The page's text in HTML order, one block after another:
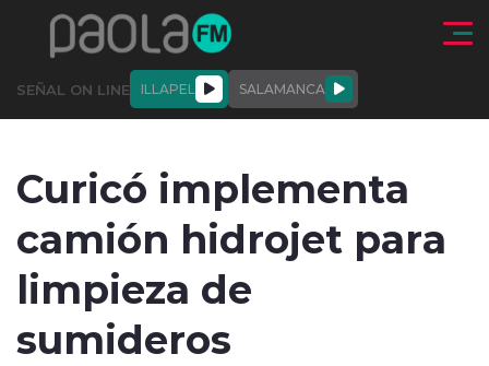
Click acá para ir directamente al contenido
SEÑAL ON LINE ILLAPEL SALAMANCA
ACTUALIDAD
modo claro
Curicó implementa
camión hidrojet para
limpieza de
sumideros